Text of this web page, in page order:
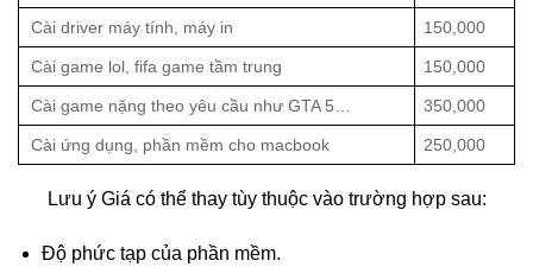
Cài driver máy tính, máy in 150,000
Cài game lol, fifa game tầm trung 150,000
Cài game nặng theo yêu cầu như GTA 5… 350,000
Cài ứng dụng, phần mềm cho macbook 250,000
Lưu ý Giá có thể thay tùy thuộc vào trường hợp sau:
Độ phức tạp của phần mềm.